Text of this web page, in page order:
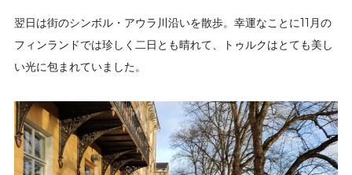
翌日は街のシンボル・アウラ川沿いを散歩。幸運なことに11月の
フィンランドでは珍しく二日とも晴れて、トゥルクはとても美し
い光に包まれていました。